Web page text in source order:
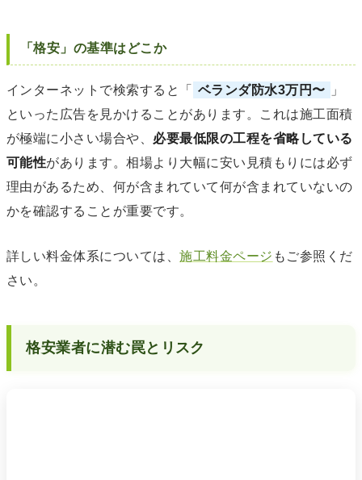
「格安」の基準はどこか
インターネットで検索すると「 ベランダ防水3万円〜
」
といった広告を見かけることがあります。これは施工面積
が極端に小さい場合や、 必要最低限の工程を省略している
可能性があります。相場より大幅に安い見積もりには必ず
理由があるため、何が含まれていて何が含まれていないの
かを確認することが重要です。
詳しい料金体系については、施工料金ページ もご参照くだ
さい。
格安業者に潜む罠とリスク